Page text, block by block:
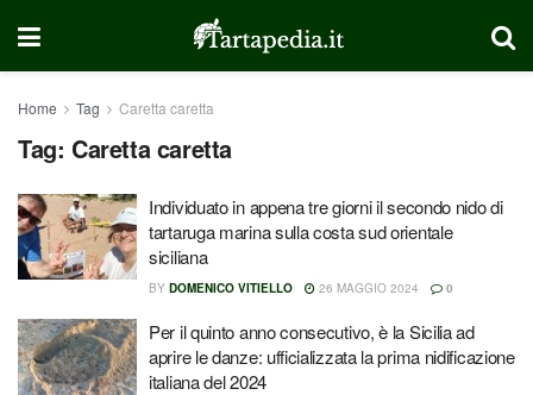
Home Tag Caretta caretta
Tag: Caretta caretta
Individuato in appena tre giorni il secondo nido di
tartaruga marina sulla costa sud orientale
siciliana
BY DOMENICO VITIELLO 26 MAGGIO 2024 0
Per il quinto anno consecutivo, è la Sicilia ad
aprire le danze: ufficializzata la prima nidificazione
italiana del 2024